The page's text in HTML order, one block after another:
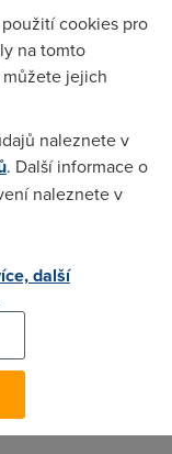
a jen se
adresním řádku je
10.3" měl
Kde je
;-) zrejme tam
;-)
cookies pro
na tomto
jejich
naleznete v
. Další informace o
naleznete v
další